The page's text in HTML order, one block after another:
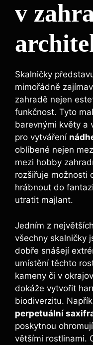
v
Skalničky
mimořádně
zahradě nejen
funkčnost. Tyto
barevnými květy a
pro vytváření
oblíbené nejen
mezi hobby
rozšiřuje možnosti
hrábnout do
utratit majlant.
Jedním z
všechny skalničky
dobře snášejí
umístění těchto
kameny či v
dokáže vytvořit
biodiverzitu.
perpetuální
poskytnou
většími rostlinami.